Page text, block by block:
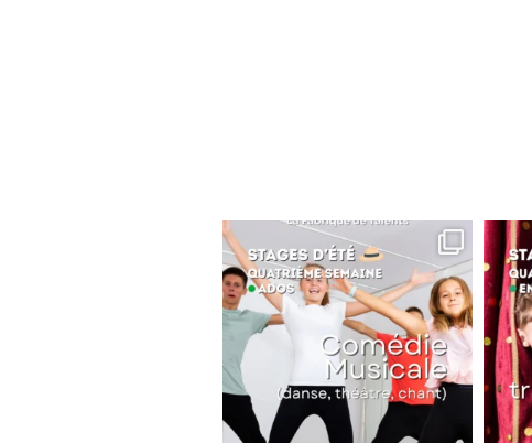
lafabriquedetalents
Juin 16